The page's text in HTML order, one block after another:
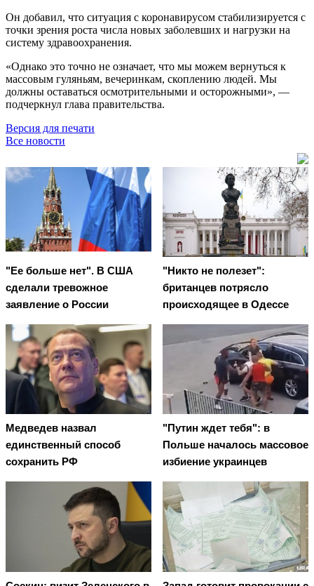
Он добавил, что ситуация с коронавирусом стабилизируется с
точки зрения роста числа новых заболевших и нагрузки на
систему здравоохранения.
«Однако это точно не означает, что мы можем вернуться к
массовым гуляньям, вечеринкам, скоплению людей. Мы
должны оставаться осмотрительными и осторожными», —
подчеркнул глава правительства.
Версия для печати
Все новости
"Ее больше нет". В США
сделали тревожное
заявление о России
"Никто не полезет":
британцев потрясло
происходящее в Одессе
Медведев назвал
единственный способ
сохранить РФ
"Путин ждет тебя": в
Польше началось массовое
избиение украинцев